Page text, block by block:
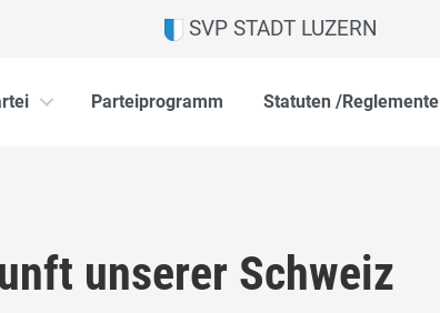
SVP STADT LUZERN
Parteiprogramm Statuten /Reglemente
unserer Schweiz